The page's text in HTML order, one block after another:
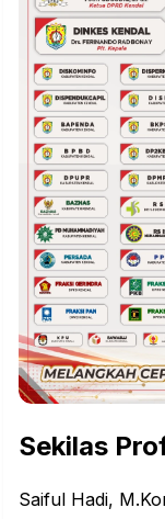
Sekilas
Saiful Hadi,